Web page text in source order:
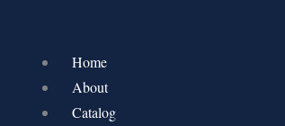
Home
About
Catalog